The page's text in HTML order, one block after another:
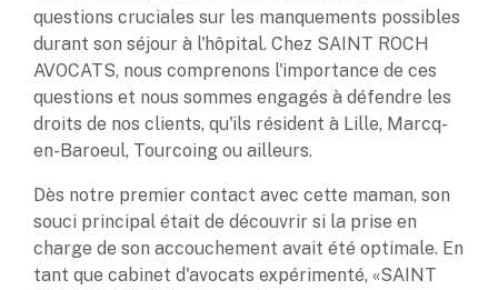
questions cruciales sur les manquements possibles
durant son séjour à l'hôpital. Chez SAINT ROCH
AVOCATS, nous comprenons l'importance de ces
questions et nous sommes engagés à défendre les
droits de nos clients, qu'ils résident à Lille, Marcq-
en-Baroeul, Tourcoing ou ailleurs.
Dès notre premier contact avec cette maman, son
souci principal était de découvrir si la prise en
charge de son accouchement avait été optimale. En
tant que cabinet d'avocats expérimenté, «SAINT